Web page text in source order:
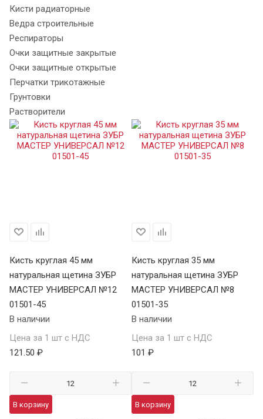
Кисти радиаторные
Ведра строительные
Респираторы
Очки защитные закрытые
Очки защитные открытые
Перчатки трикотажные
Грунтовки
Растворители
Кисть круглая 45 мм
натуральная щетина ЗУБР
МАСТЕР УНИВЕРСАЛ №12
01501-45
В наличии
Цена за 1 шт с НДС
121.50 ₽
В корзину
Кисть круглая 35 мм
натуральная щетина ЗУБР
МАСТЕР УНИВЕРСАЛ №8
01501-35
В наличии
Цена за 1 шт с НДС
101 ₽
В корзину